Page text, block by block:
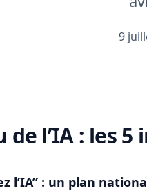
9
de juin 2025
de l’IA : les
l’IA” : un plan